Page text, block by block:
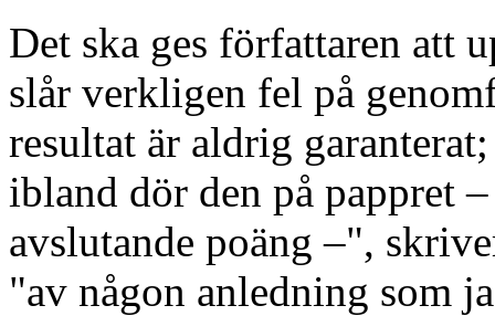
Det ska ges författaren att
slår verkligen fel på
resultat är aldrig
ibland dör den på pappret
avslutande poäng –",
"av någon anledning som